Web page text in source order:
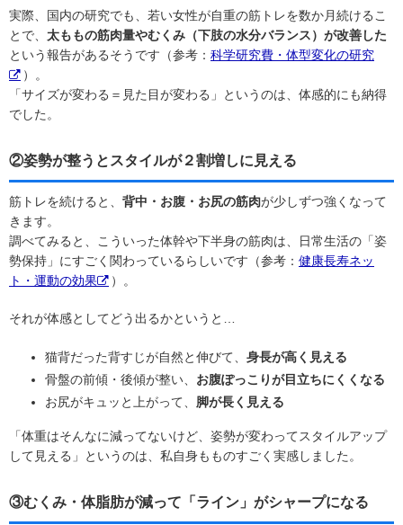
実際、国内の研究でも、若い女性が自重の筋トレを数か月続けるこ
とで、 太ももの筋肉量やむくみ（下肢の水分バランス）が改善した
という報告があるそうです（参考： 科学研究費・体型変化の研究
）。
「サイズが変わる＝見た目が変わる」というのは、体感的にも納得
でした。
②姿勢が整うとスタイルが２割増しに見える
筋トレを続けると、 背中・お腹・お尻の筋肉が少しずつ強くなって
きます。
調べてみると、こういった体幹や下半身の筋肉は、日常生活の「姿
勢保持」にすごく関わっているらしいです（参考： 健康長寿ネッ
ト・運動の効果
）。
それが体感としてどう出るかというと…
猫背だった背すじが自然と伸びて、 身長が高く見える
骨盤の前傾・後傾が整い、 お腹ぽっこりが目立ちにくくなる
お尻がキュッと上がって、 脚が長く見える
「体重はそんなに減ってないけど、姿勢が変わってスタイルアップ
して見える」というのは、私自身もものすごく実感しました。
③むくみ・体脂肪が減って「ライン」がシャープになる